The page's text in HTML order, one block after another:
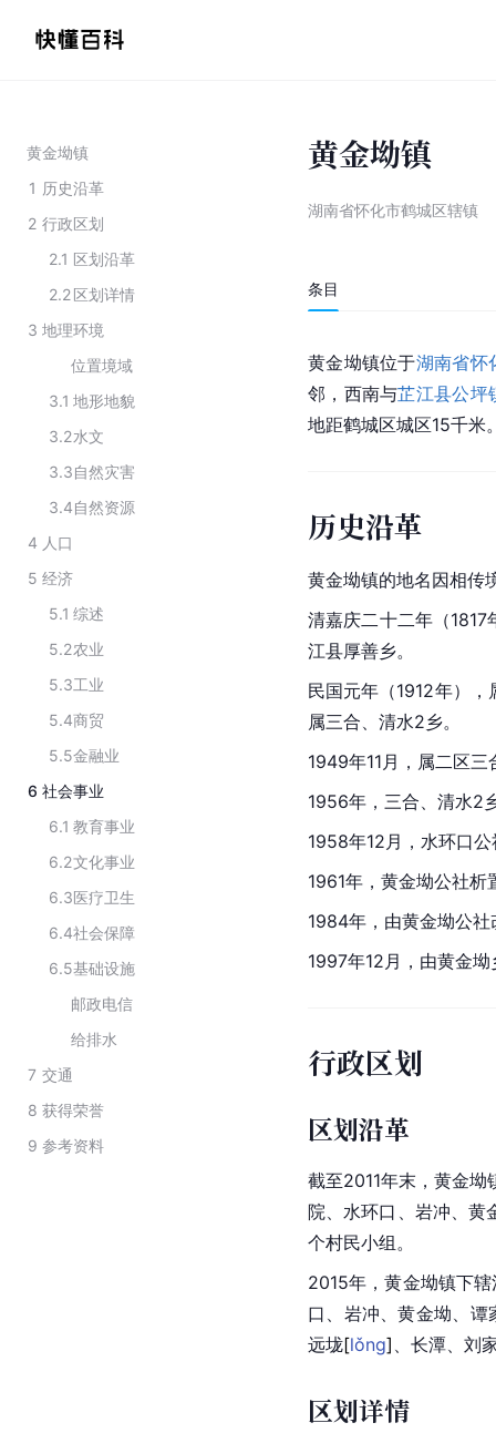
黄金坳镇
1 历史沿革
2 行政区划
2.1 区划沿革
2.2区划详情
3 地理环境
位置境域
3.1 地形地貌
3.2水文
3.3自然灾害
3.4自然资源
4 人口
5 经济
5.1 综述
5.2农业
5.3工业
5.4商贸
5.5金融业
6 社会事业
6.1 教育事业
6.2文化事业
6.3医疗卫生
6.4社会保障
6.5基础设施
邮政电信
给排水
7 交通
8 获得荣誉
9 参考资料
黄金坳镇
湖南省怀化市鹤城区辖镇
条目
黄金坳镇位于湖南省怀
邻，西南与芷江县公坪
地距鹤城区城区15千米
历史沿革
黄金坳镇的地名因相传
清嘉庆二十二年（
江县厚善乡。
民国元年（1912年）
属三合、清水2乡。
1949年11月，属二区
1956年，三合、清水2
1958年12月，水环口
1961年，黄金坳公社
1984年，由黄金坳公
1997年12月，由黄金
行政区划
区划沿革
截至2011年末，黄金坳
院、水环口、岩冲、黄
个村民小组。
2015年，黄金坳镇下
口、岩冲、黄金坳、
远垅[lǒng] 、长潭、
区划详情